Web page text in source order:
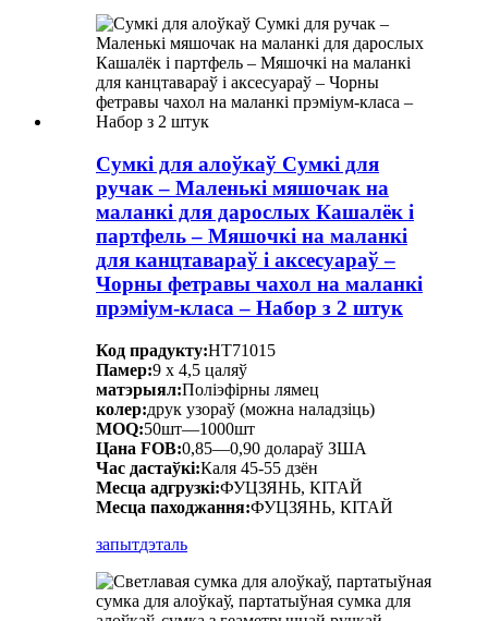
Сумкі для алоўкаў Сумкі для
ручак – Маленькі мяшочак на
маланкі для дарослых Кашалёк і
партфель – Мяшочкі на маланкі
для канцтавараў і аксесуараў –
Чорны фетравы чахол на маланкі
прэміум-класа – Набор з 2 штук
Код прадукту:HT71015
Памер:9 х 4,5 цаляў
матэрыял:Поліэфірны лямец
колер:друк узораў (можна наладзіць)
MOQ:50шт—1000шт
Цана FOB:0,85—0,90 долараў ЗША
Час дастаўкі:Каля 45-55 дзён
Месца адгрузкі:ФУЦЗЯНЬ, КІТАЙ
Месца паходжання:ФУЦЗЯНЬ, КІТАЙ
запытдэталь